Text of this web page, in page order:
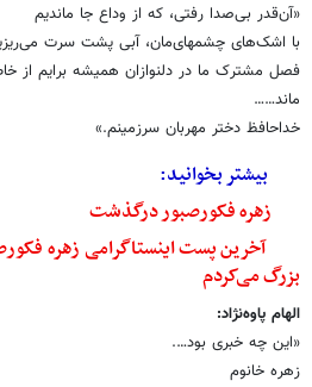
«آن‌قدر بی‌صدا رفتی، که از وداع جا ماندیم
با اشک‌های چشمهای‌مان، آبی پشت سرت
فصل مشترک ما در دلنوازان همیشه برایم از
ماند……
خداحافظ دختر مهربان سرزمینم.»
بیشتر بخوانید:
زهره فکورصبور درگذشت
آخرین پست اینستاگرامی زهره
بزرگ می‌کردم
الهام پاوه‌نژاد:
«این چه خبری بود….
زهره خانوم